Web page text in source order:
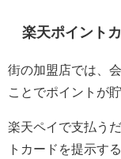
楽天ポイント
街の加盟店では、
ことでポイントが
楽天ペイで支払う
トカードを提示す